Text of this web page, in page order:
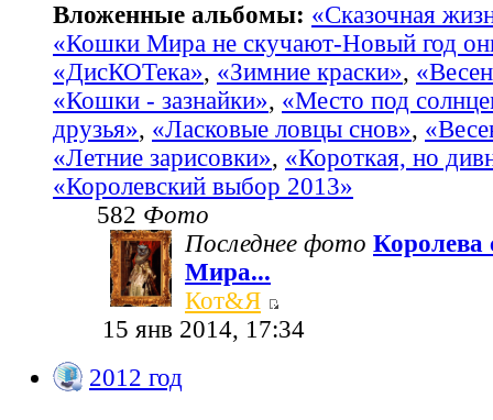
Вложенные альбомы: «Сказочная
«Кошки Мира не скучают-Новый год
«ДисКОТека», «Зимние краски»,
«Кошки - зазнайки», «Место под
друзья», «Ласковые ловцы снов»,
«Летние зарисовки», «Короткая, но
«Королевский выбор 2013»
582 Фото
Последнее фото Королева
Мира...
Кот&Я
15 янв 2014, 17:34
2012 год